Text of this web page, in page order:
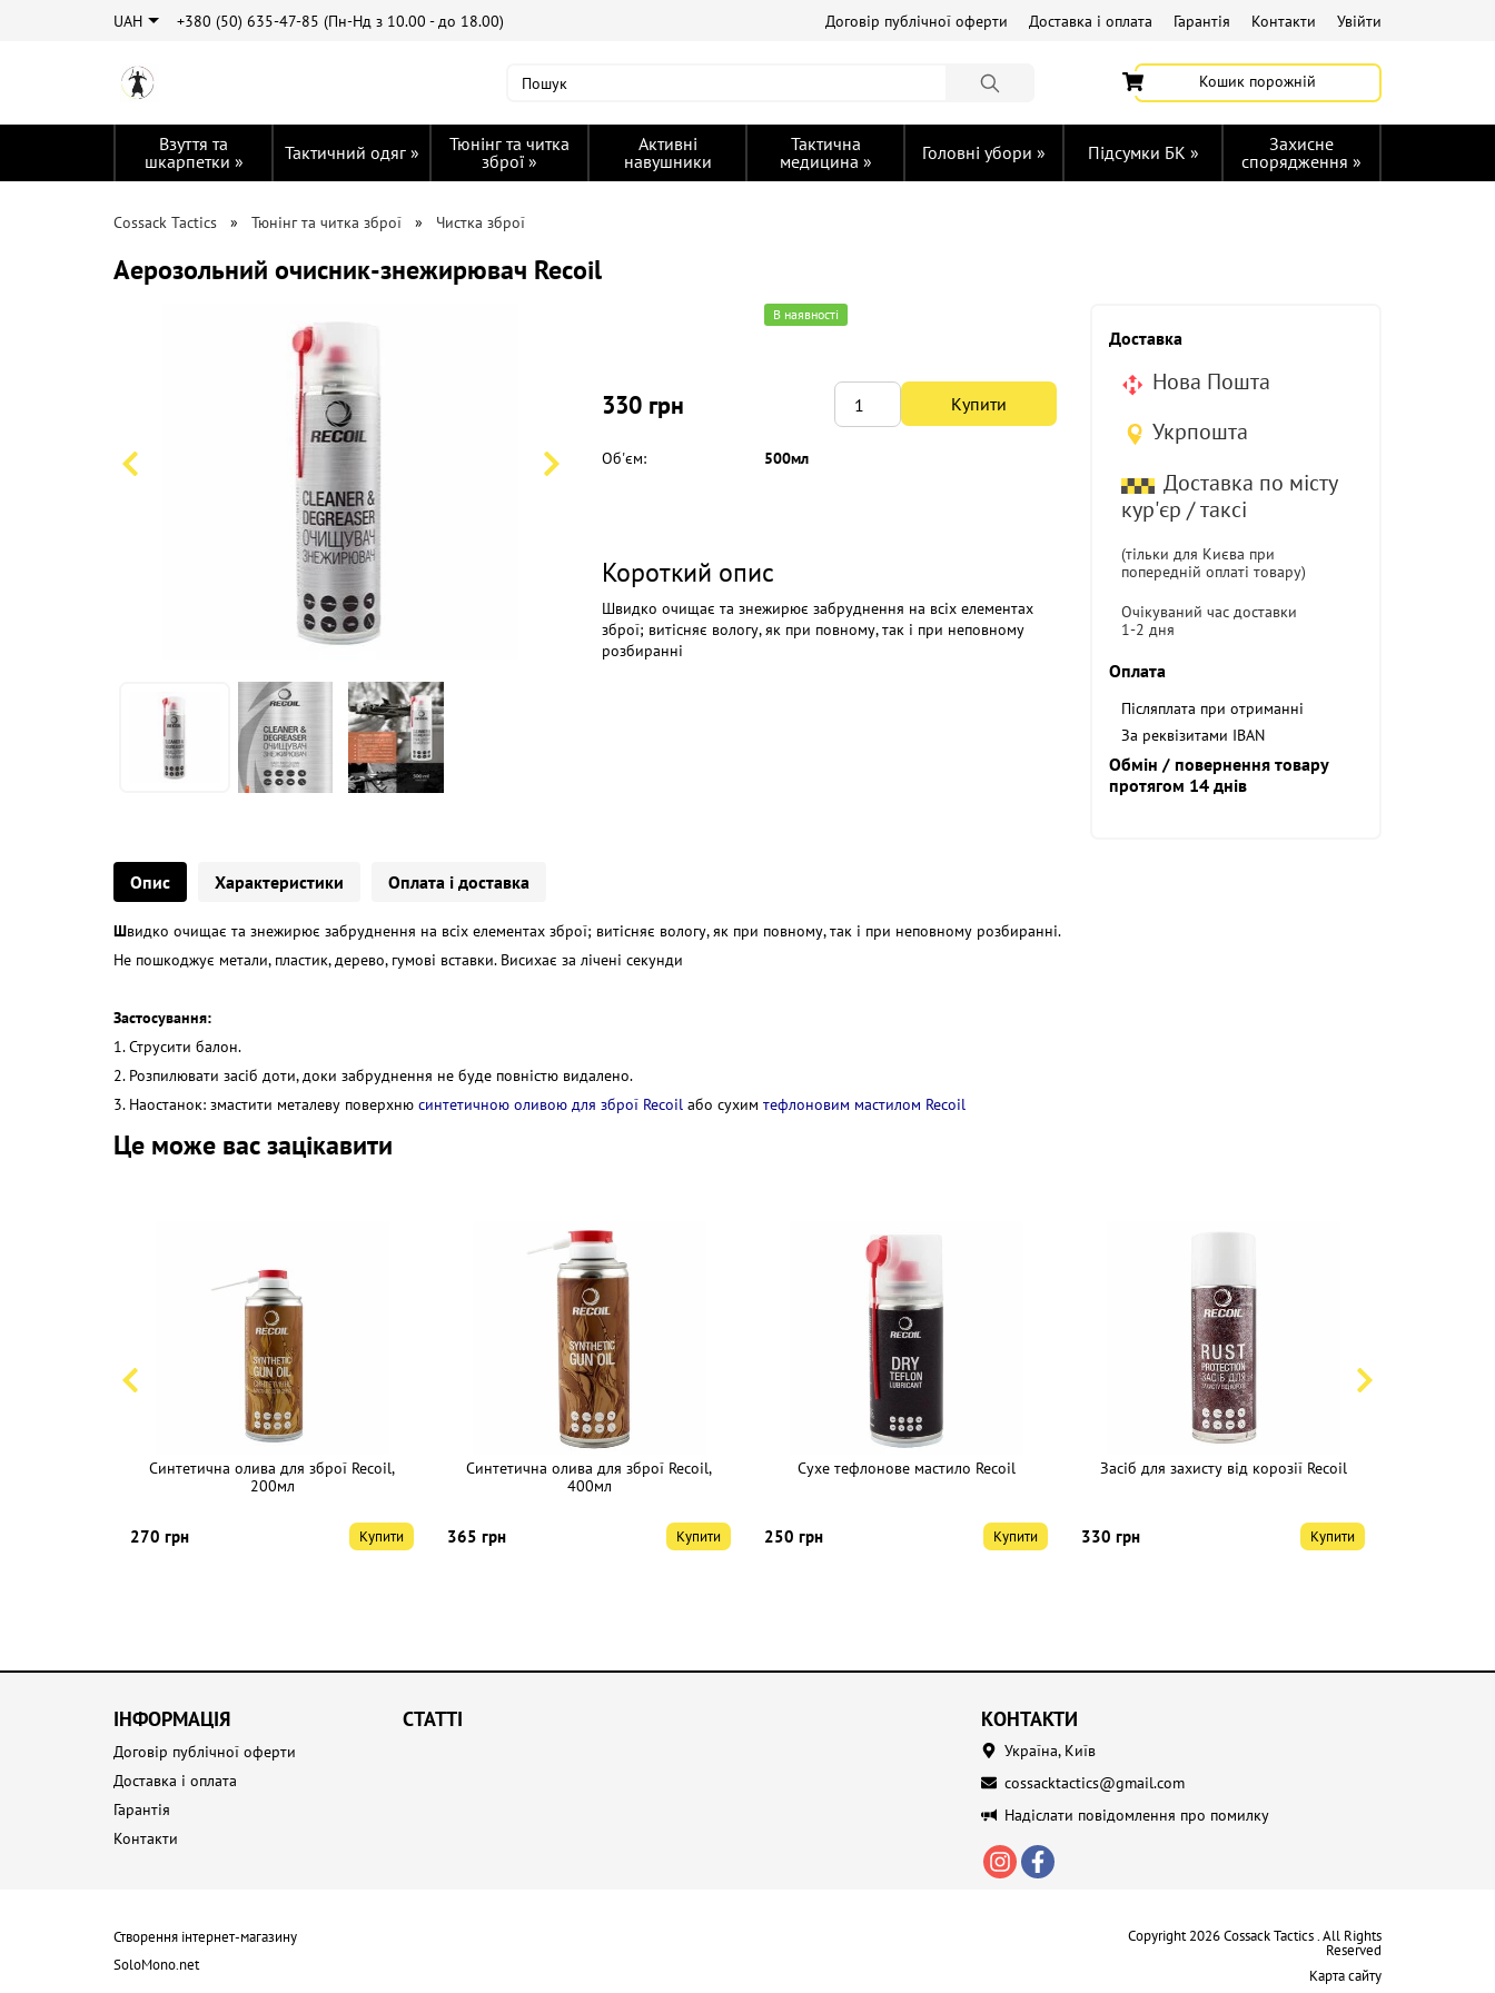
UAH +380 (50) 635-47-85 (Пн-Нд з 10.00 - до 18.00) Увійти
Договір публічної оферти Доставка і оплата Гарантія Контакти
Кошик порожній
Взуття та
шкарпетки » Тактичний одяг »
Тюнінг та читка
зброї »
Активні
навушники
Тактична
медицина » Головні убори » Підсумки БК »
Захисне
спорядження »
Cossack Tactics Тюнінг та читка зброї Чистка зброї
Аерозольний очисник-знежирювач Recoil
В наявності
330 грн Купити
Об'єм: 500мл
Короткий опис
Швидко очищає та знежирює забруднення на всіх елементах
зброї; витісняє вологу, як при повному, так і при неповному
розбиранні
Доставка
Нова Пошта
Укрпошта
Доставка по місту
кур'єр / таксі
(тільки для Києва при
попередній оплаті товару)
Очікуваний час доставки
1-2 дня
Оплата
Післяплата при отриманні
За реквізитами IBAN
Обмін / повернення товару
протягом 14 днів
Опис Характеристики Оплата і доставка
Швидко очищає та знежирює забруднення на всіх елементах зброї; витісняє вологу, як при повному, так і при неповному розбиранні.
Не пошкоджує метали, пластик, дерево, гумові вставки. Висихає за лічені секунди
Застосування:
1. Струсити балон.
2. Розпилювати засіб доти, доки забруднення не буде повністю видалено.
3. Наостанок: змастити металеву поверхню синтетичною оливою для зброї Recoil або сухим тефлоновим мастилом Recoil
Це може вас зацікавити
Синтетична олива для зброї Recoil,
200мл
270 грн Купити
Синтетична олива для зброї Recoil,
400мл
365 грн Купити
Сухе тефлонове мастило Recoil
250 грн Купити
Засіб для захисту від корозії Recoil
330 грн Купити
ІНФОРМАЦІЯ
Договір публічної оферти
Доставка і оплата
Гарантія
Контакти
СТАТТІ КОНТАКТИ
Україна, Київ
cossacktactics@gmail.com
Надіслати повідомлення про помилку
Створення інтернет-магазину
SoloMono.net
Copyright 2026 Cossack Tactics . All Rights
Reserved
Карта сайту